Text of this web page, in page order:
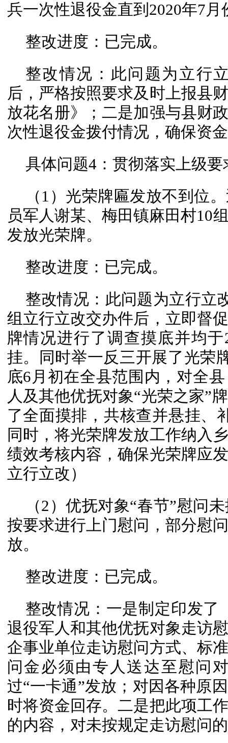
兵一次性退役金直到2020年7
整改进度：已完成。
整改情况：此问题为立行
后，严格按照要求及时上报县
放花名册》；二是加强与县财
次性退役金拨付情况，确保资
具体问题4：贯彻落实上级
（1）光荣牌匾发放不到位
员军人谢某、梅田镇麻田村10
发放光荣牌。
整改进度：已完成。
整改情况：此问题为立行立
组立行立改交办件后，立即督
牌情况进行了调查摸底并均
挂。同时举一反三开展了光荣
底6月初在全县范围内，对全
人及其他优抚对象“光荣之家”
了全面摸排，共核查并悬挂、
同时，将光荣牌发放工作纳入
绩效考核内容，确保光荣牌应
立行立改）
（2）优抚对象“春节”慰问
按要求进行上门慰问，部分慰
放。
整改进度：已完成。
整改情况：一是制定印发了
退役军人和其他优抚对象走访
企事业单位走访慰问方式、标
问金必须由专人送达至慰问
过“一卡通”发放；对因各种原
时将资金回存。二是把此项工
的内容，对未按规定走访慰问